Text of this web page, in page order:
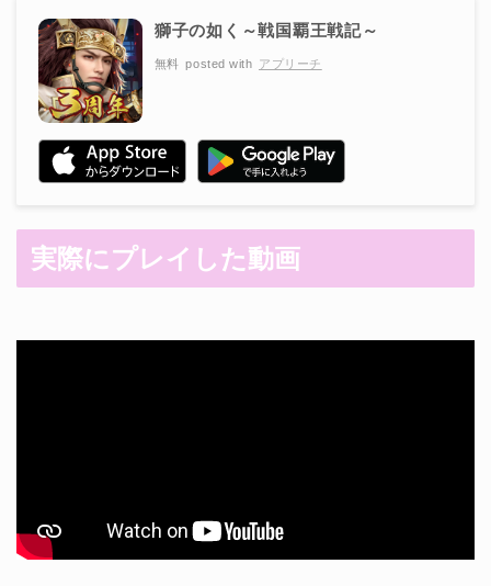
獅子の如く～戦国覇王戦記～
無料 posted with アプリーチ
実際にプレイした動画